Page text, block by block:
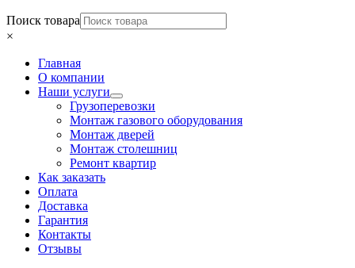
Поиск товара
×
Главная
О компании
Наши услуги
Грузоперевозки
Монтаж газового оборудования
Монтаж дверей
Монтаж столешниц
Ремонт квартир
Как заказать
Оплата
Доставка
Гарантия
Контакты
Отзывы